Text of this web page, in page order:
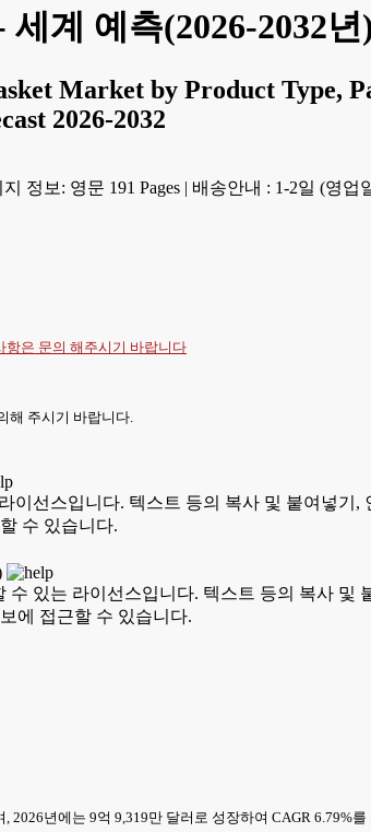
계 예측(2026-2032년
Market by Product Type,
2026-2032
정보: 영문 191 Pages | 배송안내 : 1-2일 (영업
항은 문의 해주시기 바랍니다
해 주시기 바랍니다.
이선스입니다. 텍스트 등의 복사 및 붙여넣
수 있습니다.
있는 라이선스입니다. 텍스트 등의 복사
에 접근할 수 있습니다.
2026년에는 9억 9,319만 달러로 성장하여 CAGR 6.79%